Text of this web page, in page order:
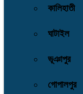
কালিহাতী
ঘাটাইল
ভূঞাপুর
গোপালপুর